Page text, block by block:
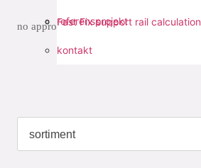
Fast Fix support rail calculation
referensprojekt
kontakt
no approvals available